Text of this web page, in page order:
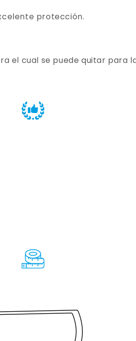
protección.
el cual se puede quitar para